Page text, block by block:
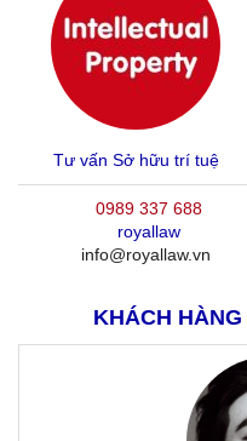
Tư vấn Sở hữu trí tuệ
0989 337 688
royallaw
info@royallaw.vn
KHÁCH